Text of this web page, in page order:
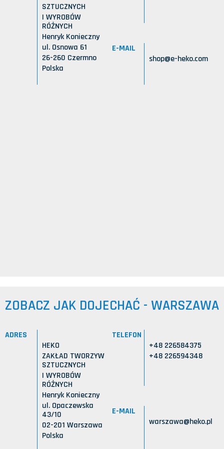
SZTUCZNYCH
I WYROBÓW
RÓŻNYCH
Henryk Konieczny
ul. Osnowa 61
26-260 Czermno
Polska
E-MAIL
shop@e-heko.com
ZOBACZ JAK DOJECHAĆ - WARSZAWA
ADRES
HEKO
ZAKŁAD TWORZYW
SZTUCZNYCH
I WYROBÓW
RÓŻNYCH
Henryk Konieczny
ul. Opaczewska
43/10
02-201 Warszawa
Polska
TELEFON
+48 226584375
+48 226594348
E-MAIL
warszawa@heko.pl